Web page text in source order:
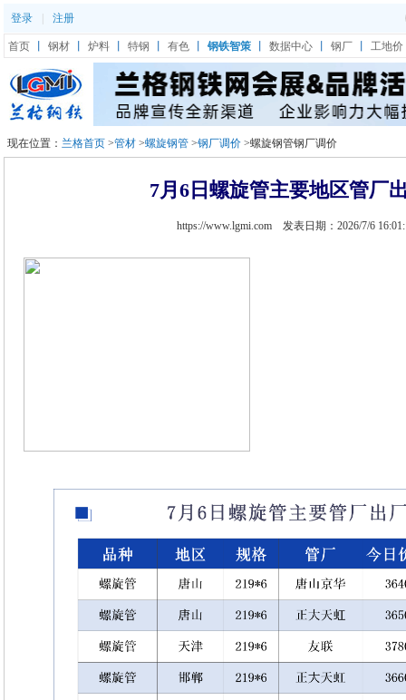
登录 注册
首页 钢材 炉料 特钢 有色 钢铁智策 数据中心 钢厂 工地价
现在位置： 兰格首页 >管材 >螺旋钢管 >钢厂调价 >螺旋钢管钢厂调价
7月6日螺旋管主要地区管厂
https://www.lgmi.com 发表日期：2026/7/6